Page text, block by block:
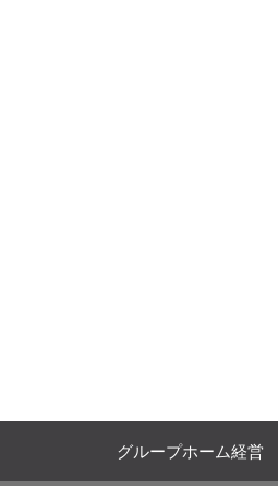
おりーの
プロモコンサ
グループホーム経営